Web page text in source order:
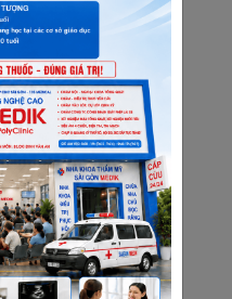
gặp khi thai 26
thời điểm mà các mẹ
và lo lắng. Do đó,
thắc mắc thường
tham khảo thêm để có
đoạn tiếp theo của
tháng?